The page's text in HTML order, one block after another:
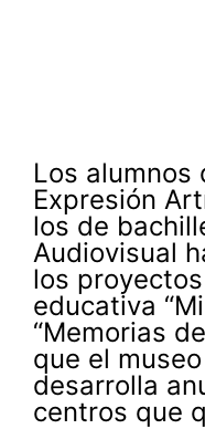
Los alumnos
Expresión
los de
Audiovisual
los
educativa
“Memorias
que el
desarrolla
centros que